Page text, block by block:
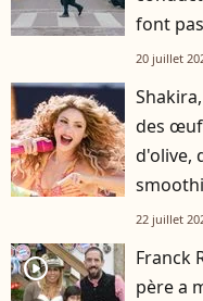
font
20 juillet
des
d'olive,
22 juillet
player2
Franck
père a